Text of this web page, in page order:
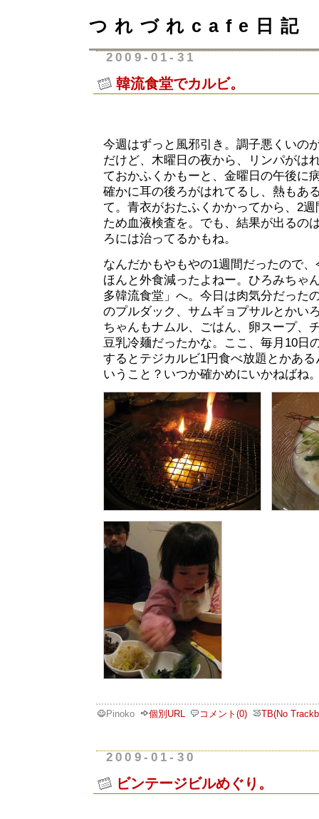
つれづれcafe日記
2009-01-31
韓流食堂でカルビ。
今週はずっと風邪引き。調子悪くいの
だけど、木曜日の夜から、リンパがは
ておかふくかもーと、金曜日の午後に
確かに耳の後ろがはれてるし、熱もあ
て。青衣がおたふくかかってから、2
ため血液検査を。でも、結果が出るの
ろには治ってるかもね。
なんだかもやもやの1週間だったので
ほんと外食減ったよねー。ひろみちゃ
多韓流食堂」へ。今日は肉気分だった
のプルダック、サムギョプサルとかい
ちゃんもナムル、ごはん、卵スープ、
豆乳冷麺だったかな。ここ、毎月10日
するとテジカルビ1円食べ放題とかあ
いうこと？いつか確かめにいかねばね
Pinoko 個別URL コメント(0) TB(No
2009-01-30
ビンテージビルめぐり。